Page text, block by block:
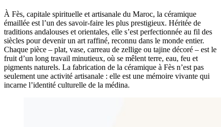
À Fès, capitale spirituelle et artisanale du Maroc, la céramique
émaillée est l’un des savoir-faire les plus prestigieux. Héritée de
traditions andalouses et orientales, elle s’est perfectionnée au fil des
siècles pour devenir un art raffiné, reconnu dans le monde entier.
Chaque pièce – plat, vase, carreau de zellige ou tajine décoré – est le
fruit d’un long travail minutieux, où se mêlent terre, eau, feu et
pigments naturels. La fabrication de la céramique à Fès n’est pas
seulement une activité artisanale : elle est une mémoire vivante qui
incarne l’identité culturelle de la médina.